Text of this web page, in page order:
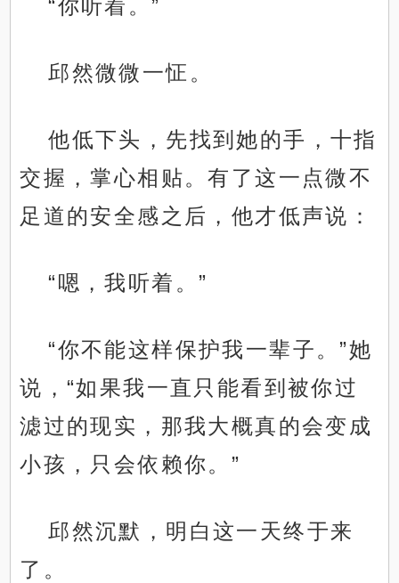
“你听着。”
邱然微微一怔。
他低下头，先找到她的手，十指
交握，掌心相贴。有了这一点微不
足道的安全感之后，他才低声说：
“嗯，我听着。”
“你不能这样保护我一辈子。”她
说，“如果我一直只能看到被你过
滤过的现实，那我大概真的会变成
小孩，只会依赖你。”
邱然沉默，明白这一天终于来
了。